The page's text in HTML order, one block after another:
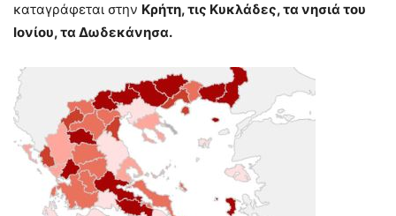
καταγράφεται στην Κρήτη, τις Κυκλάδες, τα νησιά του
Ιονίου, τα Δωδεκάνησα.